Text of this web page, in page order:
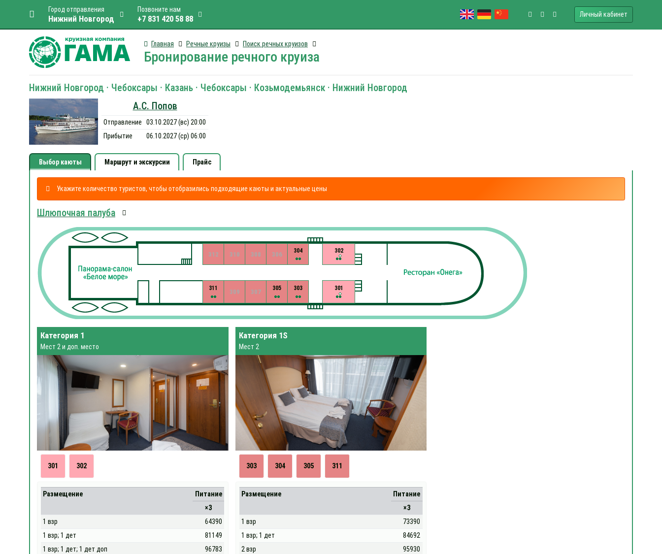
Город отправления
Нижний Новгород
Позвоните нам
+7 831 420 58 88 Личный кабинет
Главная Речные круизы Поиск речных круизов
Бронирование речного круиза
Нижний Новгород · Чебоксары · Казань · Чебоксары · Козьмодемьянск · Нижний Новгород
А.С. Попов
Отправление
03.10.2027 (вс) 20:00
Прибытие
06.10.2027 (ср) 06:00
Выбор каюты Маршрут и экскурсии Прайс
Укажите количество туристов, чтобы отобразились подходящие каюты и актуальные цены
Шлюпочная палуба
301
302
303
304
305
306
307
308
309
310
311
312
Категория 1
Мест 2 и доп. место
301 302
Размещение
Питание
×3
1 взр
64390
1 взр; 1 дет
81149
1 взр; 1 дет; 1 дет доп
96783
Категория 1S
Мест 2
303 304 305 311
Размещение
Питание
×3
1 взр
73390
1 взр; 1 дет
84692
2 взр
95930